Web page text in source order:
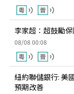
李家超：超鼓勵
08/08 00:08
紐約聯儲銀行: 美
預期改善